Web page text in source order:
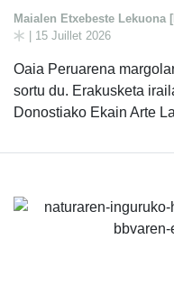
Maialen Etxebeste Lekuona
| 15 Juillet 2026
Oaia Peruarena
sortu du. Erakusketa
Donostiako Ekain Arte